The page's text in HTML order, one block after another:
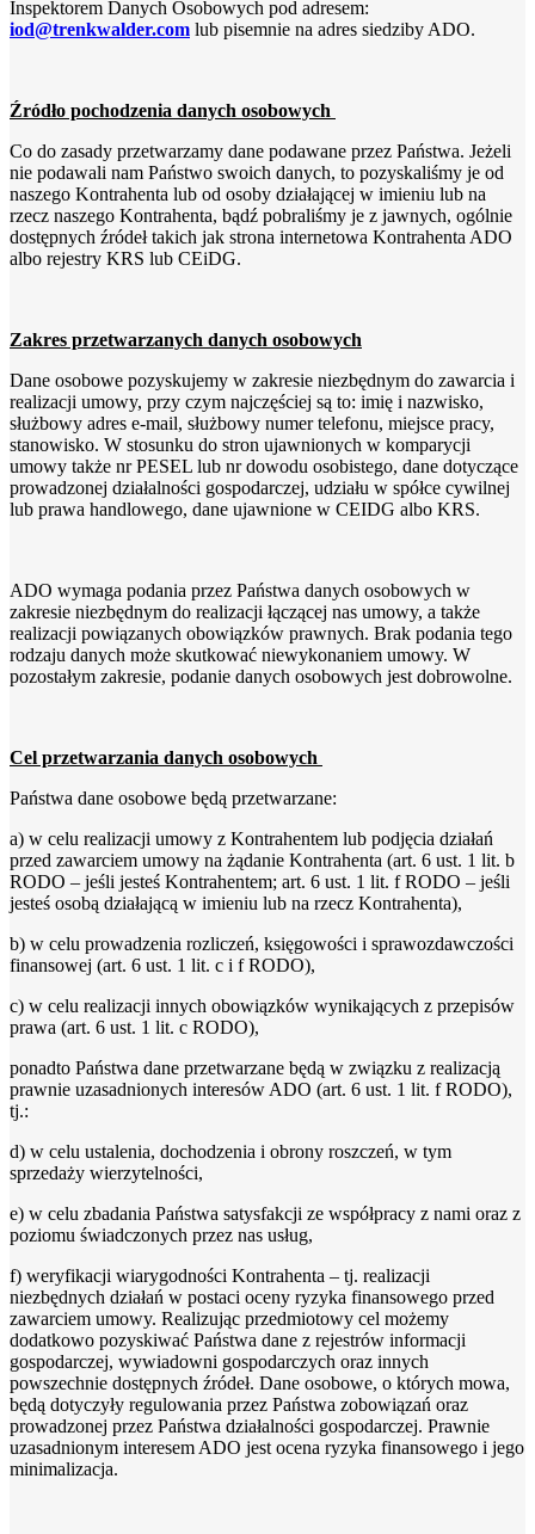
Inspektorem Danych Osobowych pod adresem:
iod@trenkwalder.com lub pisemnie na adres siedziby ADO.
Źródło pochodzenia danych osobowych
Co do zasady przetwarzamy dane podawane przez Państwa. Jeżeli
nie podawali nam Państwo swoich danych, to pozyskaliśmy je od
naszego Kontrahenta lub od osoby działającej w imieniu lub na
rzecz naszego Kontrahenta, bądź pobraliśmy je z jawnych, ogólnie
dostępnych źródeł takich jak strona internetowa Kontrahenta ADO
albo rejestry KRS lub CEiDG.
Zakres przetwarzanych danych osobowych
Dane osobowe pozyskujemy w zakresie niezbędnym do zawarcia i
realizacji umowy, przy czym najczęściej są to: imię i nazwisko,
służbowy adres e-mail, służbowy numer telefonu, miejsce pracy,
stanowisko. W stosunku do stron ujawnionych w komparycji
umowy także nr PESEL lub nr dowodu osobistego, dane dotyczące
prowadzonej działalności gospodarczej, udziału w spółce cywilnej
lub prawa handlowego, dane ujawnione w CEIDG albo KRS.
ADO wymaga podania przez Państwa danych osobowych w
zakresie niezbędnym do realizacji łączącej nas umowy, a także
realizacji powiązanych obowiązków prawnych. Brak podania tego
rodzaju danych może skutkować niewykonaniem umowy. W
pozostałym zakresie, podanie danych osobowych jest dobrowolne.
Cel przetwarzania danych osobowych
Państwa dane osobowe będą przetwarzane:
a) w celu realizacji umowy z Kontrahentem lub podjęcia działań
przed zawarciem umowy na żądanie Kontrahenta (art. 6 ust. 1 lit. b
RODO – jeśli jesteś Kontrahentem; art. 6 ust. 1 lit. f RODO – jeśli
jesteś osobą działającą w imieniu lub na rzecz Kontrahenta),
b) w celu prowadzenia rozliczeń, księgowości i sprawozdawczości
finansowej (art. 6 ust. 1 lit. c i f RODO),
c) w celu realizacji innych obowiązków wynikających z przepisów
prawa (art. 6 ust. 1 lit. c RODO),
ponadto Państwa dane przetwarzane będą w związku z realizacją
prawnie uzasadnionych interesów ADO (art. 6 ust. 1 lit. f RODO),
tj.:
d) w celu ustalenia, dochodzenia i obrony roszczeń, w tym
sprzedaży wierzytelności,
e) w celu zbadania Państwa satysfakcji ze współpracy z nami oraz z
poziomu świadczonych przez nas usług,
f) weryfikacji wiarygodności Kontrahenta – tj. realizacji
niezbędnych działań w postaci oceny ryzyka finansowego przed
zawarciem umowy. Realizując przedmiotowy cel możemy
dodatkowo pozyskiwać Państwa dane z rejestrów informacji
gospodarczej, wywiadowni gospodarczych oraz innych
powszechnie dostępnych źródeł. Dane osobowe, o których mowa,
będą dotyczyły regulowania przez Państwa zobowiązań oraz
prowadzonej przez Państwa działalności gospodarczej. Prawnie
uzasadnionym interesem ADO jest ocena ryzyka finansowego i jego
minimalizacja.